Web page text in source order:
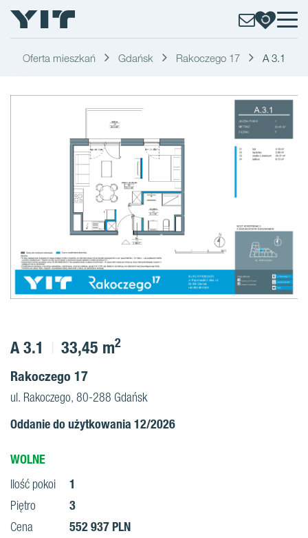
Oferta mieszkań Gdańsk Rakoczego 17 A 3.1
A 3.1 33,45 m2
Rakoczego 17
ul. Rakoczego, 80-288 Gdańsk
Oddanie do użytkowania 12/2026
WOLNE
Ilość pokoi 1
Piętro 3
Cena 552 937 PLN